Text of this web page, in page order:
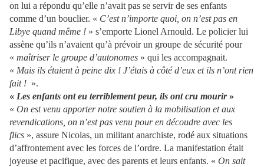
on lui a répondu qu’elle n’avait pas se servir de ses enfants
comme d’un bouclier. « C’est n’importe quoi, on n’est pas en
Libye quand même ! » s’emporte Lionel Arnould. Le policier lui
assène qu’ils n’avaient qu’à prévoir un groupe de sécurité pour
« maîtriser le groupe d’autonomes » qui les accompagnait.
« Mais ils étaient à peine dix ! J’étais à côté d’eux et ils n’ont rien
fait ! ».
« Les enfants ont eu terriblement peur, ils ont cru mourir»
« On est venu apporter notre soutien à la mobilisation et aux
revendications, on n’est pas venu pour en découdre avec les
flics », assure Nicolas, un militant anarchiste, rodé aux situations
d’affrontement avec les forces de l’ordre. La manifestation était
joyeuse et pacifique, avec des parents et leurs enfants. « On sait